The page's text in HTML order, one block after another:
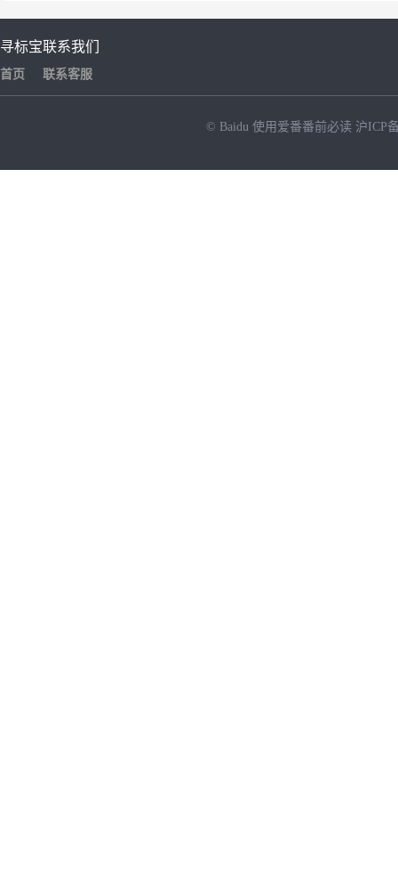
寻标宝
首页
联系我们
联系客服
© Baidu 使用爱番番前必读 沪ICP